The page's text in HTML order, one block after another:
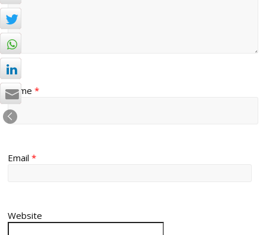
Name*
Email*
Website